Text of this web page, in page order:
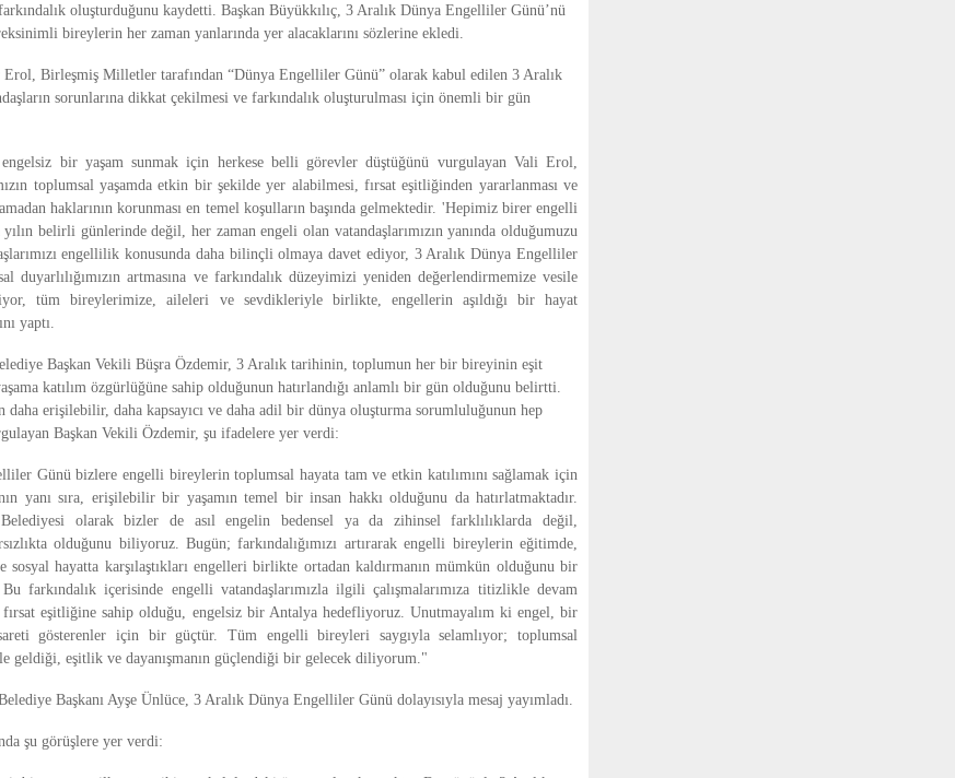
oluşturduğunu kaydetti. Başkan Büyükkılıç, 3 Aralık Dünya Engelliler Günü’nü
bireylerin her zaman yanlarında yer alacaklarını sözlerine ekledi.
Birleşmiş Milletler tarafından “Dünya Engelliler Günü” olarak kabul edilen 3 Aralık
sorunlarına dikkat çekilmesi ve farkındalık oluşturulması için önemli bir gün
bir yaşam sunmak için herkese belli görevler düştüğünü vurgulayan Vali Erol,
toplumsal yaşamda etkin bir şekilde yer alabilmesi, fırsat eşitliğinden yararlanması ve
haklarının korunması en temel koşulların başında gelmektedir. 'Hepimiz birer engelli
yılın belirli günlerinde değil, her zaman engeli olan vatandaşlarımızın yanında olduğumuzu
engellilik konusunda daha bilinçli olmaya davet ediyor, 3 Aralık Dünya Engelliler
duyarlılığımızın artmasına ve farkındalık düzeyimizi yeniden değerlendirmemize vesile
tüm bireylerimize, aileleri ve sevdikleriyle birlikte, engellerin aşıldığı bir hayat
yaptı.
Başkan Vekili Büşra Özdemir, 3 Aralık tarihinin, toplumun her bir bireyinin eşit
katılım özgürlüğüne sahip olduğunun hatırlandığı anlamlı bir gün olduğunu belirtti.
erişilebilir, daha kapsayıcı ve daha adil bir dünya oluşturma sorumluluğunun hep
Başkan Vekili Özdemir, şu ifadelere yer verdi:
Günü bizlere engelli bireylerin toplumsal hayata tam ve etkin katılımını sağlamak için
yanı sıra, erişilebilir bir yaşamın temel bir insan hakkı olduğunu da hatırlatmaktadır.
olarak bizler de asıl engelin bedensel ya da zihinsel farklılıklarda değil,
olduğunu biliyoruz. Bugün; farkındalığımızı artırarak engelli bireylerin eğitimde,
sosyal hayatta karşılaştıkları engelleri birlikte ortadan kaldırmanın mümkün olduğunu bir
farkındalık içerisinde engelli vatandaşlarımızla ilgili çalışmalarımıza titizlikle devam
eşitliğine sahip olduğu, engelsiz bir Antalya hedefliyoruz. Unutmayalım ki engel, bir
gösterenler için bir güçtür. Tüm engelli bireyleri saygıyla selamlıyor; toplumsal
geldiği, eşitlik ve dayanışmanın güçlendiği bir gelecek diliyorum."
Başkanı Ayşe Ünlüce, 3 Aralık Dünya Engelliler Günü dolayısıyla mesaj yayımladı.
şu görüşlere yer verdi: